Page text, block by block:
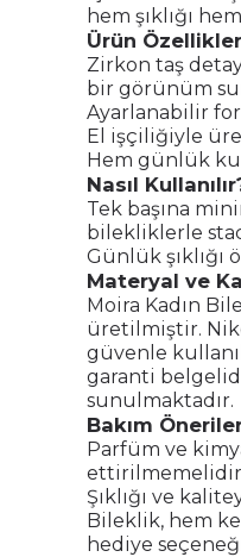
hem şıklığı
Ürün
Zirkon taş
bir görünüm
Ayarlanabilir
El işçiliğiyle
Hem günlük
Nasıl
Tek başına
bilekliklerle
Günlük şıklığı
Materyal ve
Moira Kadın
üretilmiştir.
güvenle
garanti
sunulmaktadır.
Bakım
Parfüm ve
Şıklığı ve
Bileklik, hem
hediye